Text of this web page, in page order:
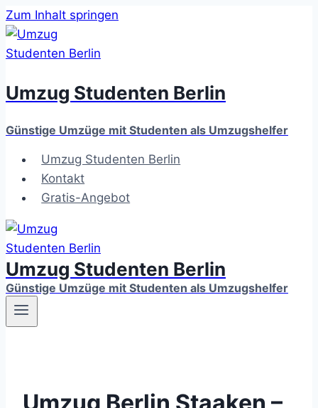
Zum Inhalt springen
Umzug Studenten Berlin
Günstige Umzüge mit Studenten als Umzugshelfer
Umzug Studenten Berlin
Kontakt
Gratis-Angebot
Umzug Studenten Berlin
Günstige Umzüge mit Studenten als Umzugshelfer